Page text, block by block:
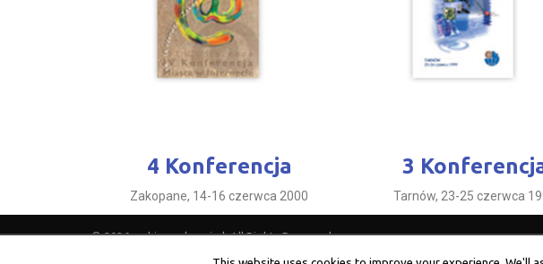
4 Konferencja
Zakopane, 14-16 czerwca 2000
3
Tarnów, 23-25 czerwca
© 2026 archiwum.kmwi.pl. All Rights Reserved.